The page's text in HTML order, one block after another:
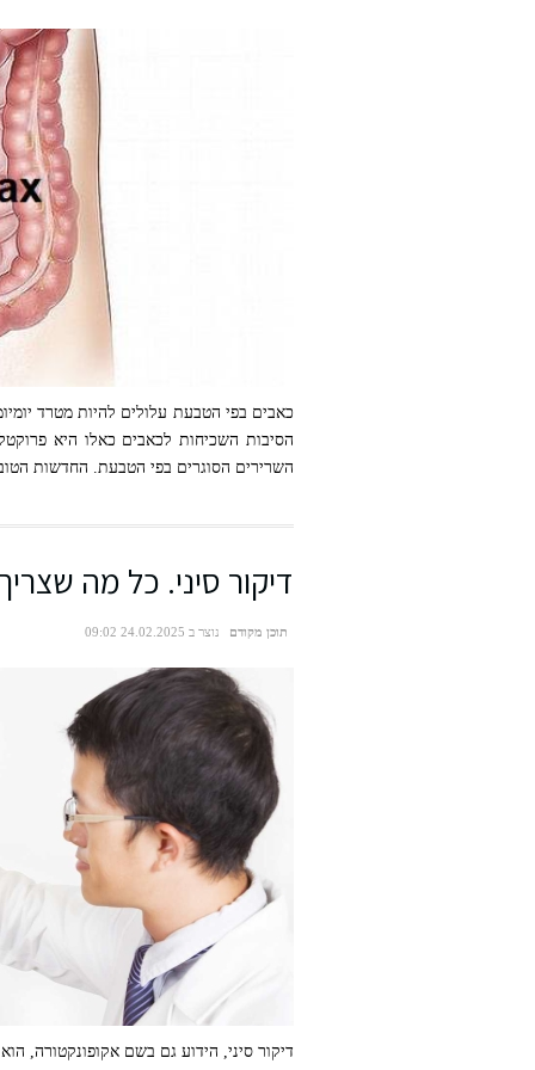
דיקור סיני לכאבים בפי הטבעת
כאבים בפי הטבעת עלולים להיות מטרד
השרירים הסוגרים בפי הטבעת. החדשות
דיקור סיני. כל מה
תוכן מקודם נוצר ב 24.02.2025 09:02
דיקור סיני, הידוע גם בשם אקופונקטורה,